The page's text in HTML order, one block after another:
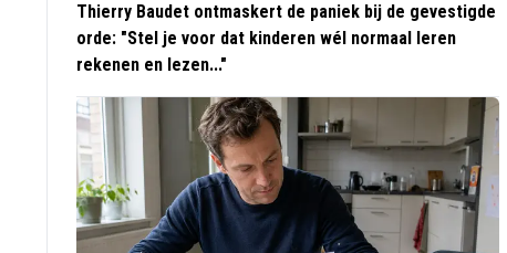
Thierry Baudet ontmaskert de paniek bij de gevestigde
orde: "Stel je voor dat kinderen wél normaal leren
rekenen en lezen..."